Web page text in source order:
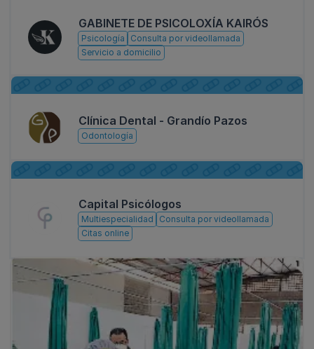
GABINETE DE PSICOLOXÍA KAIRÓS
Psicología
Consulta por videollamada
Servicio a domicilio
Clínica Dental - Grandío Pazos
Odontología
Capital Psicólogos
Multiespecialidad
Consulta por videollamada
Citas online